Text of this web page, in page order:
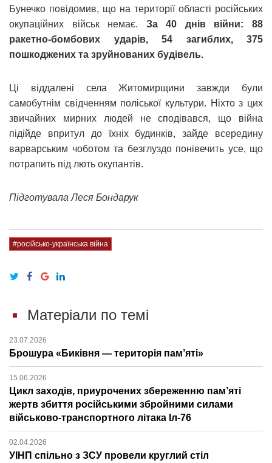
Бунечко повідомив, що на території області російських
окупаційних військ немає. За 40 днів війни: 88
ракетно-бомбових ударів, 54 загиблих, 375
пошкоджених та зруйнованих будівель.
Ці віддалені села Житомирщини завжди були
самобутнім свідченням поліської культури. Ніхто з цих
звичайних мирних людей не сподівався, що війна
підійде впритул до їхніх будинків, зайде всередину
варварським чоботом та безглуздо понівечить усе, що
потрапить під лють окупантів.
Підготувала Леся Бондарук
#російсько-українська війна
Матеріали по темі
23.07.2026
Брошура «Биківня — територія пам’яті»
15.06.2026
Цикл заходів, приурочених збереженню пам’яті
жертв збиття російськими збройними силами
військово-транспортного літака Іл-76
02.04.2026
УІНП спільно з ЗСУ провели круглий стіл